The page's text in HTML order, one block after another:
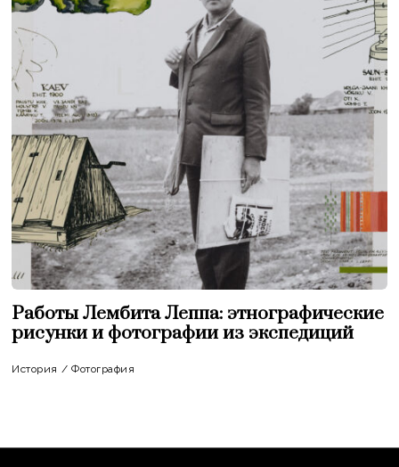
Работы Лембита Леппа: этнографические
рисунки и фотографии из экспедиций
История / Фотография